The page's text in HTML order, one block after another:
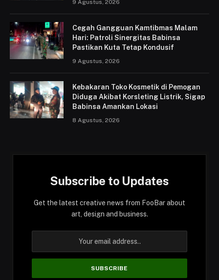
9 Agustus, 2026
Cegah Gangguan Kamtibmas Malam
Hari: Patroli Sinergitas Babinsa
Pastikan Kuta Tetap Kondusif
9 Agustus, 2026
Kebakaran Toko Kosmetik di Pemogan
Diduga Akibat Korsleting Listrik, Sigap
Babinsa Amankan Lokasi
8 Agustus, 2026
Subscribe to Updates
Get the latest creative news from FooBar about
art, design and business.